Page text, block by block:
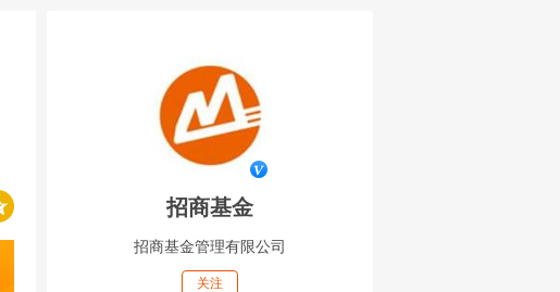
招商基金
招商基金管理有限公司
关注